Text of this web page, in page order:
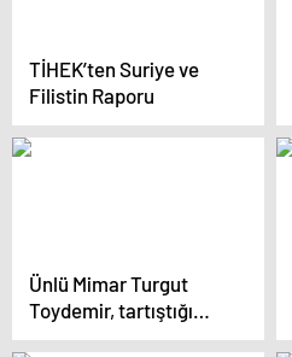
TİHEK’ten Suriye ve
Filistin Raporu
Ünlü Mimar Turgut
Toydemir, tartıştığı
polis tarafından